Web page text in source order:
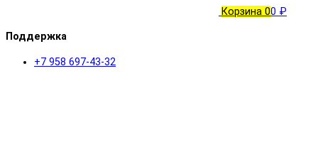
Корзина 00 ₽
Поддержка
+7 958 697-43-32